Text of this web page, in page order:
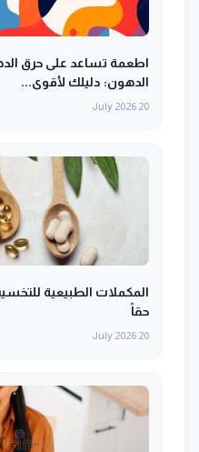
اطعمة تساعد على حرق
الدهون: دليلك لأقوى...
20 July 2026
المكملات الطبيعية
حقاً
20 July 2026